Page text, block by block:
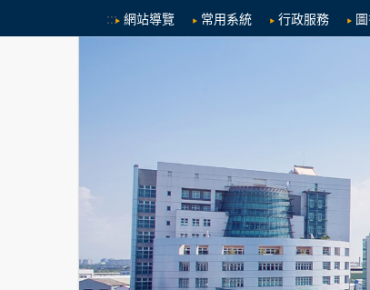
跳到中央內容區塊::: 網站導覽 常用系統 行政服務